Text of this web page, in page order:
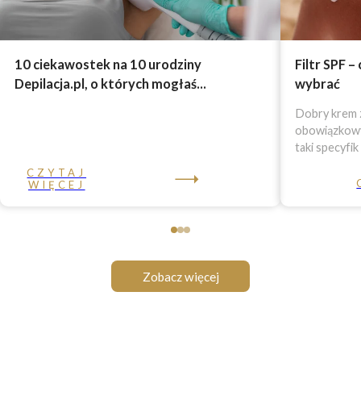
10 ciekawostek na 10 urodziny
Depilacja.pl, o których mogłaś...
CZYTAJ
WIĘCEJ
Filtr SPF
wybrać
Dobry
taki specyfik
Zobacz więcej